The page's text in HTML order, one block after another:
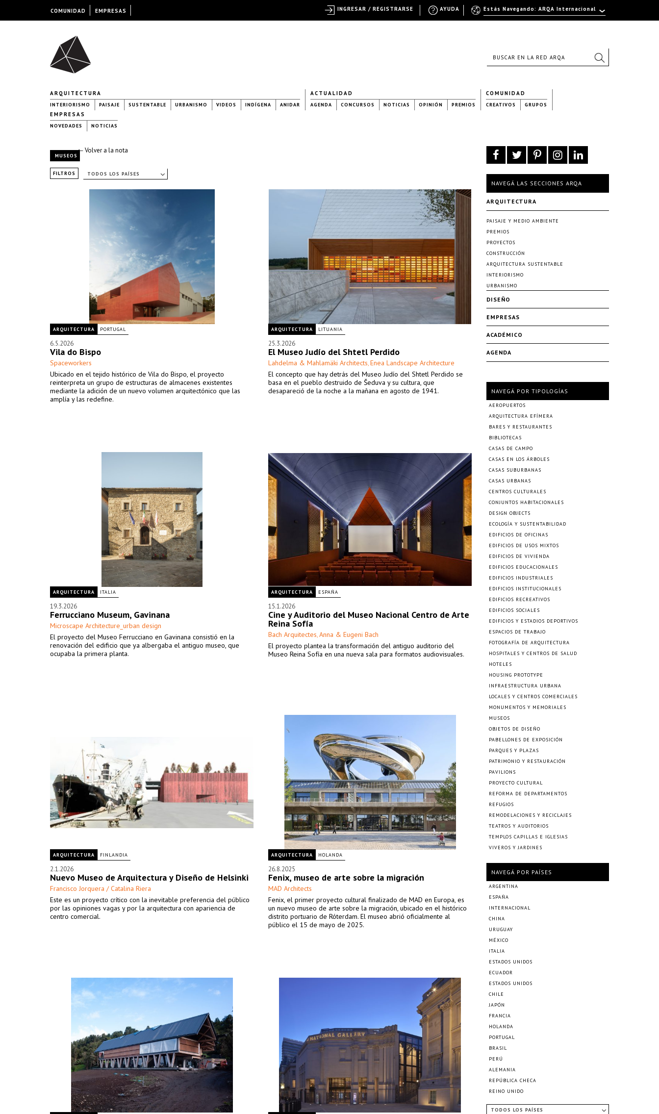
ARQUITECTURA
INTERIORISMO PAISAJE SUSTENTABLE URBANISMO VIDEOS INDÍGENA ANIDAR
ACTUALIDAD
AGENDA CONCURSOS NOTICIAS OPINIÓN PREMIOS
COMUNIDAD
CREATIVOS GRUPOS
EMPRESAS
NOVEDADES NOTICIAS
← Volver a la nota
MUSEOS
FILTROS TODOS LOS PAÍSES
ARQUITECTURA PORTUGAL
6.5.2026
Vila do Bispo
Spaceworkers
Ubicado en el tejido histórico de Vila do Bispo, el proyecto
reinterpreta un grupo de estructuras de almacenes existentes
mediante la adición de un nuevo volumen arquitectónico que las
amplía y las redefine.
ARQUITECTURA LITUANIA
25.3.2026
El Museo Judío del Shtetl Perdido
Lahdelma & Mahlamäki Architects, Enea Landscape Architecture
El concepto que hay detrás del Museo Judío del Shtetl Perdido se
basa en el pueblo destruido de Šeduva y su cultura, que
desapareció de la noche a la mañana en agosto de 1941.
ARQUITECTURA ITALIA
19.3.2026
Ferrucciano Museum, Gavinana
Microscape Architecture_urban design
El proyecto del Museo Ferrucciano en Gavinana consistió en la
renovación del edificio que ya albergaba el antiguo museo, que
ocupaba la primera planta.
ARQUITECTURA ESPAÑA
15.1.2026
Cine y Auditorio del Museo Nacional Centro de Arte
Reina Sofía
Bach Arquitectes, Anna & Eugeni Bach
El proyecto plantea la transformación del antiguo auditorio del
Museo Reina Sofía en una nueva sala para formatos audiovisuales.
ARQUITECTURA FINLANDIA
2.1.2026
Nuevo Museo de Arquitectura y Diseño de Helsinki
Francisco Jorquera / Catalina Riera
Este es un proyecto crítico con la inevitable preferencia del público
por las opiniones vagas y por la arquitectura con apariencia de
centro comercial.
ARQUITECTURA HOLANDA
26.8.2025
Fenix, museo de arte sobre la migración
MAD Architects
Fenix, el primer proyecto cultural finalizado de MAD en Europa, es
un nuevo museo de arte sobre la migración, ubicado en el histórico
distrito portuario de Róterdam. El museo abrió oficialmente al
público el 15 de mayo de 2025.
NAVEGÁ LAS SECCIONES ARQA
ARQUITECTURA
PAISAJE Y MEDIO AMBIENTE
PREMIOS
PROYECTOS
CONSTRUCCIÓN
ARQUITECTURA SUSTENTABLE
INTERIORISMO
URBANISMO
DISEÑO
EMPRESAS
ACADÉMICO
AGENDA
NAVEGÁ POR TIPOLOGÍAS
AEROPUERTOS
ARQUITECTURA EFÍMERA
BARES Y RESTAURANTES
BIBLIOTECAS
CASAS DE CAMPO
CASAS EN LOS ÁRBOLES
CASAS SUBURBANAS
CASAS URBANAS
CENTROS CULTURALES
CONJUNTOS HABITACIONALES
DESIGN OBJECTS
ECOLOGÍA Y SUSTENTABILIDAD
EDIFICIOS DE OFICINAS
EDIFICIOS DE USOS MIXTOS
EDIFICIOS DE VIVIENDA
EDIFICIOS EDUCACIONALES
EDIFICIOS INDUSTRIALES
EDIFICIOS INSTITUCIONALES
EDIFICIOS RECREATIVOS
EDIFICIOS SOCIALES
EDIFICIOS Y ESTADIOS DEPORTIVOS
ESPACIOS DE TRABAJO
FOTOGRAFÍA DE ARQUITECTURA
HOSPITALES Y CENTROS DE SALUD
HOTELES
HOUSING PROTOTYPE
INFRAESTRUCTURA URBANA
LOCALES Y CENTROS COMERCIALES
MONUMENTOS Y MEMORIALES
MUSEOS
OBJETOS DE DISEÑO
PABELLONES DE EXPOSICIÓN
PARQUES Y PLAZAS
PATRIMONIO Y RESTAURACIÓN
PAVILIONS
PROYECTO CULTURAL
REFORMA DE DEPARTAMENTOS
REFUGIOS
REMODELACIONES Y RECICLAJES
TEATROS Y AUDITORIOS
TEMPLOS CAPILLAS E IGLESIAS
VIVEROS Y JARDINES
NAVEGÁ POR PAÍSES
ARGENTINA
ESPAÑA
INTERNACIONAL
CHINA
URUGUAY
MÉXICO
ITALIA
ESTADOS UNIDOS
ECUADOR
ESTADOS UNIDOS
CHILE
JAPÓN
FRANCIA
HOLANDA
PORTUGAL
BRASIL
PERÚ
ALEMANIA
REPÚBLICA CHECA
REINO UNIDO
TODOS LOS PAÍSES
COMUNIDAD EMPRESAS Estás Navegando: ARQA Internacional
AYUDA
INGRESAR / REGISTRARSE